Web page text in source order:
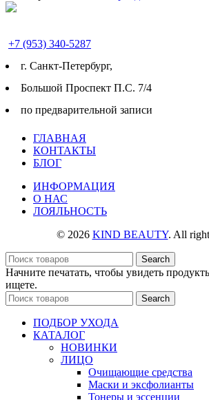
+7 (953) 340-5287
г. Cанкт-Петербург,
Большой Проспект П.С. 7/4
по предварительной записи
ГЛАВНАЯ
КОНТАКТЫ
БЛОГ
ИНФОРМАЦИЯ
О НАС
ЛОЯЛЬНОСТЬ
© 2026 KIND BEAUTY. All
Search
Начните печатать, чтобы увидеть
ищете.
Search
ПОДБОР УХОДА
КАТАЛОГ
НОВИНКИ
ЛИЦО
Очищающие средства
Маски и эксфолианты
Тонеры и эссенции